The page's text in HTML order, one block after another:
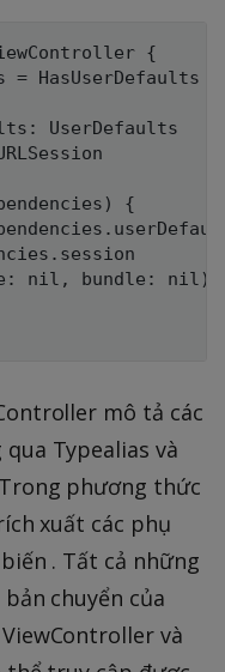
{
= HasUserDefaults
UserDefaults
{
nil, bundle: nil)
mô tả các
Typealias và
phương thức
xuất các phụ
. Tất cả những
chuyển của
và